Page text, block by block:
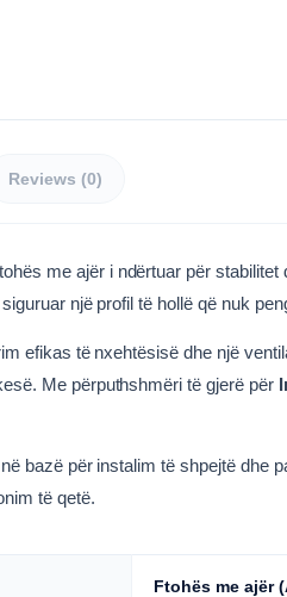
Reviews (0)
me ajër i ndërtuar për
një profil të hollë që nuk
efikas të nxehtësisë dhe një
Me përputhshmëri të gjerë për
bazë për instalim të shpejtë dhe
të qetë.
Ftohës me ajër